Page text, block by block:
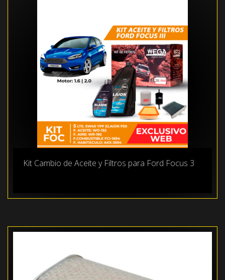
Kit Cambio de Aceite y Filtros para Ford Focus 3